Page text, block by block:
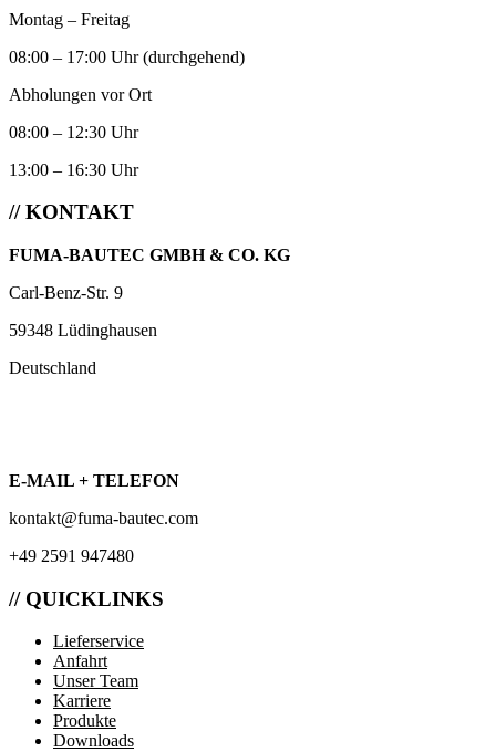
Montag – Freitag
08:00 – 17:00 Uhr (durchgehend)
Abholungen vor Ort
08:00 – 12:30 Uhr
13:00 – 16:30 Uhr
// KONTAKT
FUMA-BAUTEC GMBH & CO. KG
Carl-Benz-Str. 9
59348 Lüdinghausen
Deutschland
E-MAIL + TELEFON
kontakt@fuma-bautec.com
+49 2591 947480
// QUICKLINKS
Lieferservice
Anfahrt
Unser Team
Karriere
Produkte
Downloads